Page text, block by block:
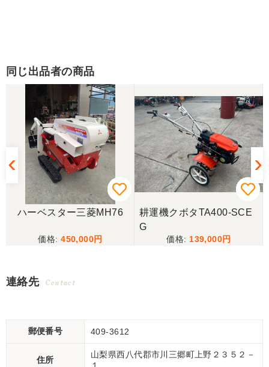
同じ出品者の商品
ハーベスター三菱MH76
450,000
耕運機クボタTA400-SCE
G
139,000
連絡先 Contact
郵便番号 409-3612
住所
山梨県西八代郡市川三郷町上野２３５２－